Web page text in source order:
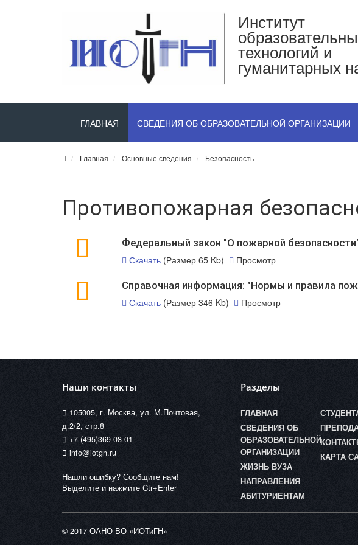
Институт
технологий и
гуманитарных
ГЛАВНАЯ СВЕДЕНИЯ ОБ ОБРАЗОВАТЕЛЬНОЙ ОРГАНИЗАЦИИ
Главная Основные сведения Безопасность
Противопожарная
Федеральный закон "О пожарной
Скачать(Размер 65 Kb) Просмотр
Справочная информация: "Нормы и правила
Скачать(Размер 346 Kb) Просмотр
Наши контакты
105005, г. Москва, ул. М.Почтовая,
д.2/2, стр.8
+7 (495)369-08-01
info@iotgn.ru
Нашли ошибку? Сообщите нам!
Выделите и нажмите Ctr+Enter
Разделы
ГЛАВНАЯ
СВЕДЕНИЯ ОБ
ОБРАЗОВАТЕЛЬНОЙ
ОРГАНИЗАЦИИ
ЖИЗНЬ ВУЗА
НАПРАВЛЕНИЯ
АБИТУРИЕНТАМ
КАРТА
© 2017 ОАНО ВО «ИОТиГН»